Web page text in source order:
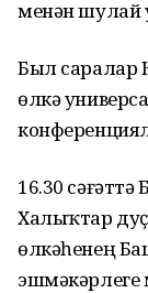
менән шулай
Был саралар
өлкә
16.30
Халыҡтар
өлкәһенең